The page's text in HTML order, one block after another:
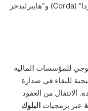
(Permissioned Blockchains) مثل “كوردا” (Corda) و”هايبرليدجر
للمؤسسات المالية
للبقاء في صدارة
لعام 2026 وما بعده. الانتقال من العقود
عبر برمجيات البلوك